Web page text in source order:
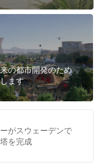
の都市開発のため
ます
がスウェーデンで
を完成